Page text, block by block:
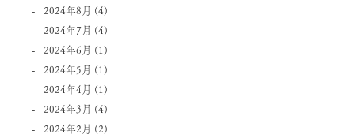
2024年8月 (4)
2024年7月 (4)
2024年6月 (1)
2024年5月 (1)
2024年4月 (1)
2024年3月 (4)
2024年2月 (2)